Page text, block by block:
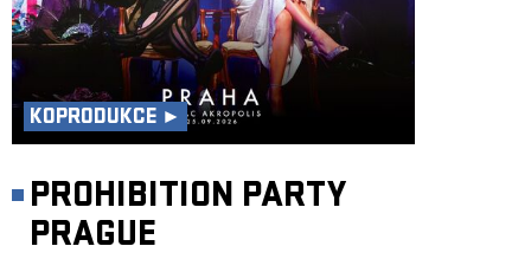
KOPRODUKCE ►
PROHIBITION PARTY
PRAGUE